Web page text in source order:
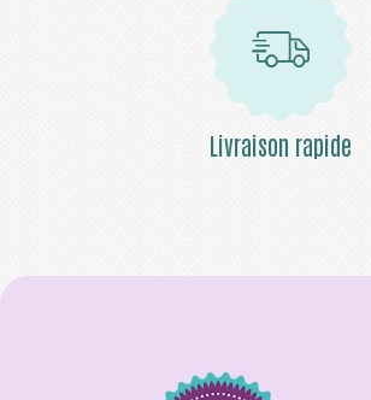
Livraison rapide